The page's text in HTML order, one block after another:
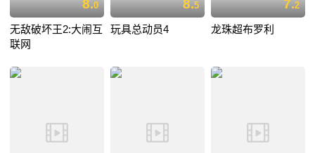
8.0
无敌破坏王2:大闹互
联网
8.5
玩具总动员4
7.2
龙珠超布罗利